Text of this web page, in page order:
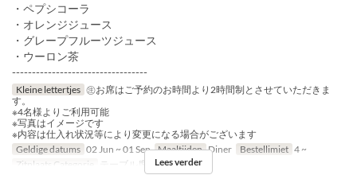
・ペプシコーラ
・オレンジジュース
・グレープフルーツジュース
・ウーロン茶
----------------------------------
Kleine lettertjes ㊟お席はご予約のお時間より2時間制とさせていただきま
す。
※4名様よりご利用可能
※写真はイメージです
※内容は仕入れ状況等により変更になる場合がございます
Geldige datums 02 Jun ~ 01 Sep Maaltijden Diner Bestellimiet 4 ~
Zitplaats Categorie
テーブル席, カウンター席
Lees verder